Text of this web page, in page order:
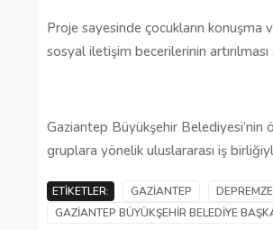
Proje sayesinde çocukların
sosyal iletişim becerilerinin artırılması
Gaziantep Büyükşehir
gruplara yönelik uluslararası iş
ETIKETLER: GAZIANTEP
GAZIANTEP BÜYÜKŞEHIR BELEDIYE